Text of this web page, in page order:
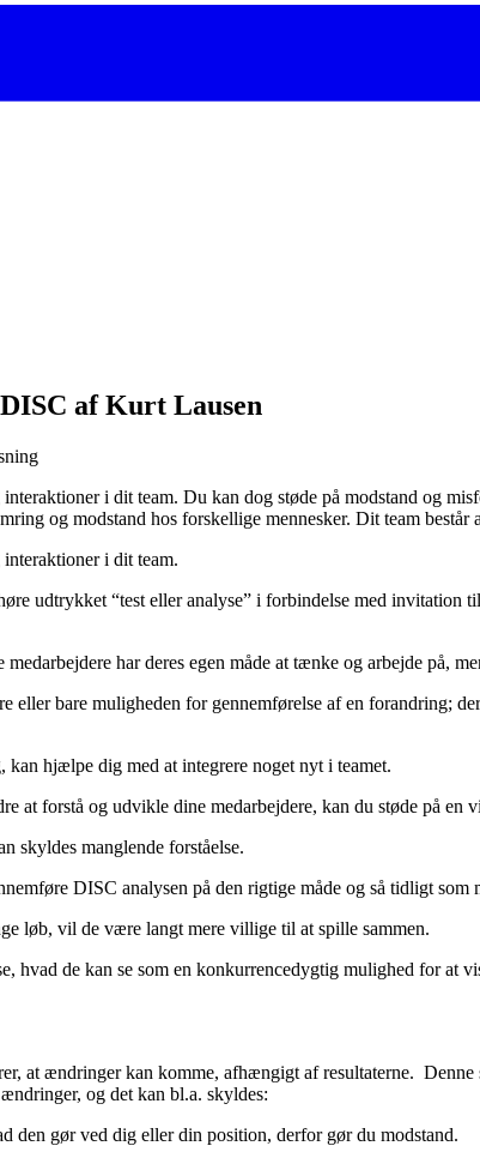
af Kurt Lausen
i dit team. Du kan dog støde på modstand og
og modstand hos forskellige mennesker. Dit team
i dit team.
udtrykket “test eller analyse” i forbindelse med
har deres egen måde at tænke og arbejde på,
eller bare muligheden for gennemførelse af en forandring;
hjælpe dig med at integrere noget nyt i teamet.
forstå og udvikle dine medarbejdere, kan du støde på en
skyldes manglende forståelse.
DISC analysen på den rigtige måde og så tidligt som
løb, vil de være langt mere villige til at spille sammen.
de kan se som en konkurrencedygtig mulighed for at
at ændringer kan komme, afhængigt af resultaterne.
og det kan bl.a. skyldes:
den gør ved dig eller din position, derfor gør du modstand.